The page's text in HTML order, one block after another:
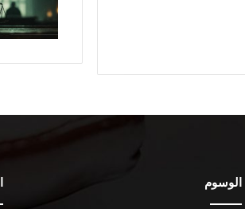
الوسوم